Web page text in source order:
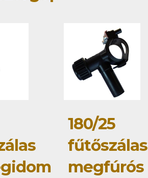
180/25
fűtőszálas
megfúrós